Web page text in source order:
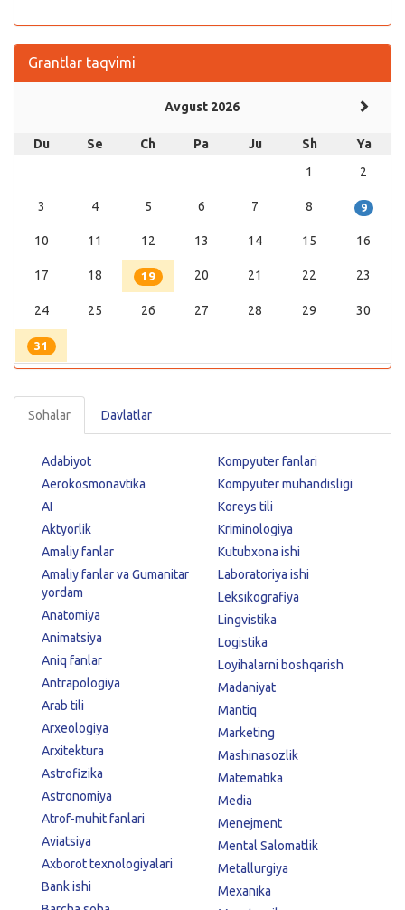
Grantlar taqvimi
Avgust 2026
Du Se Ch Pa Ju Sh
Ya
1
2
3 4 5 6 7 8 9
10 11 12 13 14 15 16
17 18 19 20 21 22 23
24 25 26 27 28 29 30
31
Sohalar Davlatlar
Adabiyot
Aerokosmonavtika
AI
Aktyorlik
Amaliy fanlar
Amaliy fanlar va Gumanitar
yordam
Anatomiya
Animatsiya
Aniq fanlar
Antrapologiya
Arab tili
Arxeologiya
Arxitektura
Astrofizika
Astronomiya
Atrof-muhit fanlari
Aviatsiya
Axborot texnologiyalari
Bank ishi
Kompyuter fanlari
Kompyuter muhandisligi
Koreys tili
Kriminologiya
Kutubxona ishi
Laboratoriya ishi
Leksikografiya
Lingvistika
Logistika
Loyihalarni boshqarish
Madaniyat
Mantiq
Marketing
Mashinasozlik
Matematika
Media
Menejment
Mental Salomatlik
Metallurgiya
Mexanika